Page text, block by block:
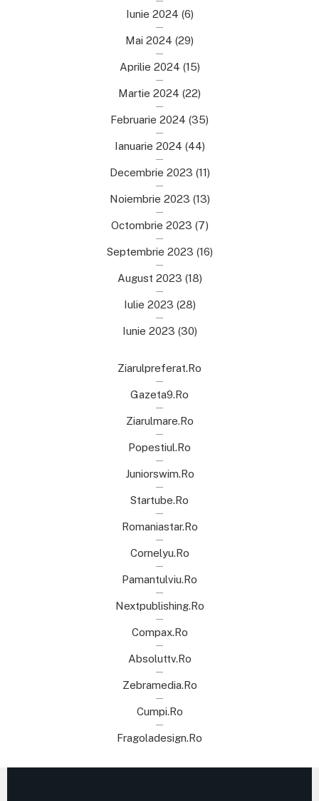
Iunie 2024 (6)
Mai 2024 (29)
Aprilie 2024 (15)
Martie 2024 (22)
Februarie 2024 (35)
Ianuarie 2024 (44)
Decembrie 2023 (11)
Noiembrie 2023 (13)
Octombrie 2023 (7)
Septembrie 2023 (16)
August 2023 (18)
Iulie 2023 (28)
Iunie 2023 (30)
Ziarulpreferat.ro
Gazeta9.ro
Ziarulmare.ro
Popestiul.ro
Juniorswim.ro
Startube.ro
Romaniastar.ro
Cornelyu.ro
Pamantulviu.ro
Nextpublishing.ro
Compax.ro
Absoluttv.ro
Zebramedia.ro
Cumpi.ro
Fragoladesign.ro